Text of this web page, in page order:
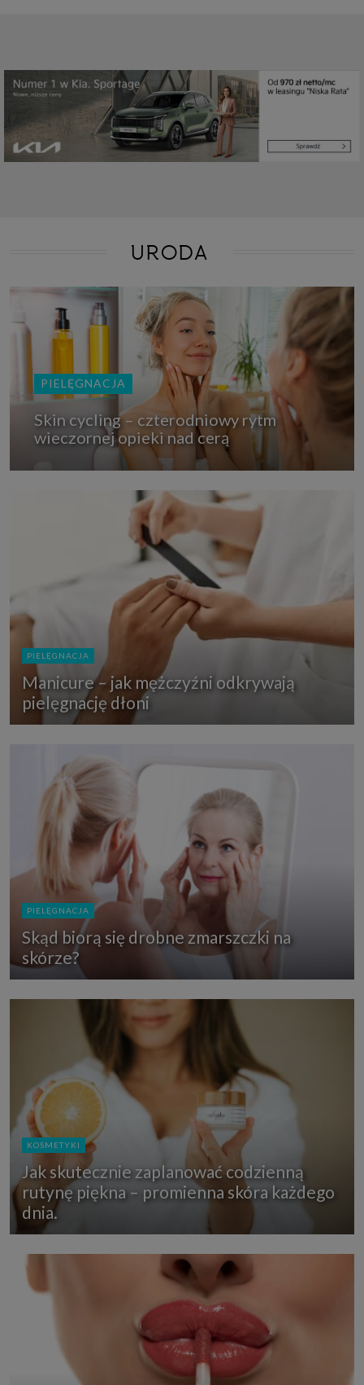
URODA
PIELĘGNACJA
Skin cycling – czterodniowy rytm
wieczornej opieki nad cerą
PIELĘGNACJA
Manicure – jak mężczyźni odkrywają
pielęgnację dłoni
PIELĘGNACJA
Skąd biorą się drobne zmarszczki na
skórze?
KOSMETYKI
Jak skutecznie zaplanować codzienną
rutynę piękna – promienna skóra każdego
dnia.